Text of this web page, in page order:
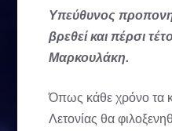
Υπεύθυνος
βρεθεί και πέρσι
Μαρκουλάκη.
Όπως κάθε χρόνο τα
Λετονίας θα